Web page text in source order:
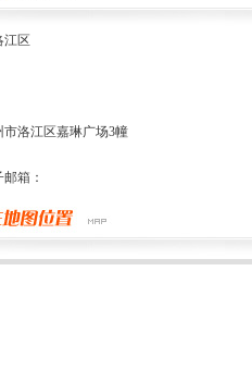
江区
洛江区嘉琳广场3幢
箱：